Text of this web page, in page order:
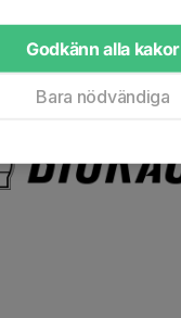
Godkänn alla kakor
Bara nödvändiga